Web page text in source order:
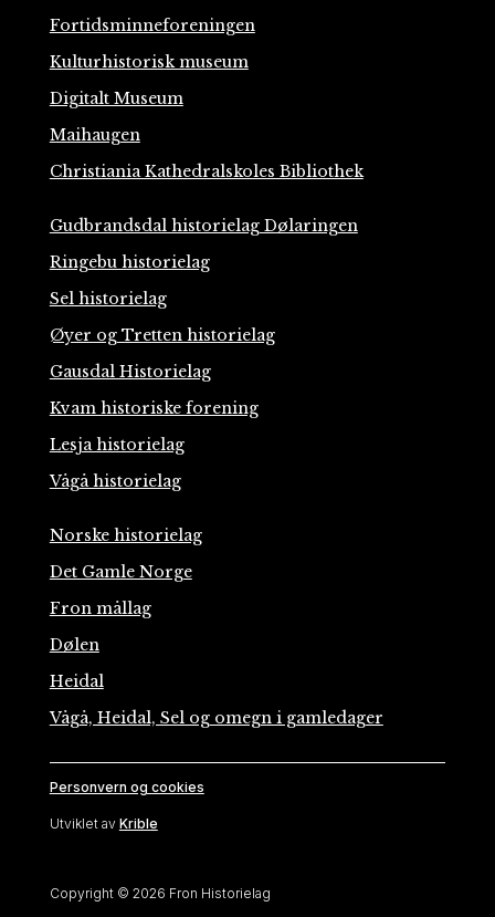
Fortidsminneforeningen
Kulturhistorisk museum
Digitalt Museum
Maihaugen
Christiania Kathedralskoles Bibliothek
Gudbrandsdal historielag Dølaringen
Ringebu historielag
Sel historielag
Øyer og Tretten historielag
Gausdal Historielag
Kvam historiske forening
Lesja historielag
Vågå historielag
Norske historielag
Det Gamle Norge
Fron mållag
Dølen
Heidal
Vågå, Heidal, Sel og omegn i gamledager
Personvern og cookies
Utviklet av Krible
Copyright © 2026 Fron Historielag